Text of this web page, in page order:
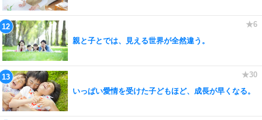
親と子とでは、見える世界が全然違う。
いっぱい愛情を受けた子どもほど、成長が早くなる。